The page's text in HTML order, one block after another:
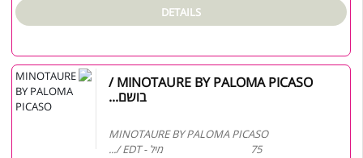
DETAILS
MINOTAURE BY PALOMA PICASO /
בושם...
MINOTAURE BY PALOMA PICASO
75 מיל - EDT /...